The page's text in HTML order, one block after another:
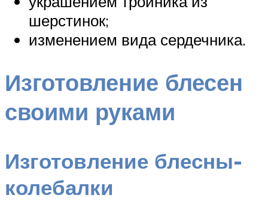
шерстинок;
изменением вида сердечника.
Изготовление блесен
своими руками
Изготовление блесны-
колебалки